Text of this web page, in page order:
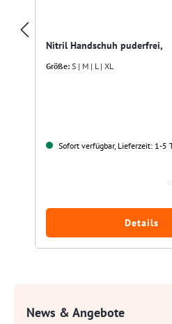
Nitril Handschuh puderfrei,
Größe: S | M | L | XL
Sofort verfügbar, Lieferzeit: 1-5
Details
News & Angebote